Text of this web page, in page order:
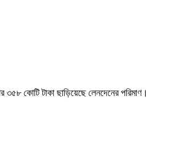
কোটি টাকা ছাড়িয়েছে লেনদেনের পরিমাণ।